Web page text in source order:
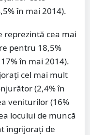
în mai 2014).
cea mai
pentru 18,5%
în mai 2014).
cel mai mult
(2,4% în
veniturilor (16%
locului de muncă
îngrijoraţi de